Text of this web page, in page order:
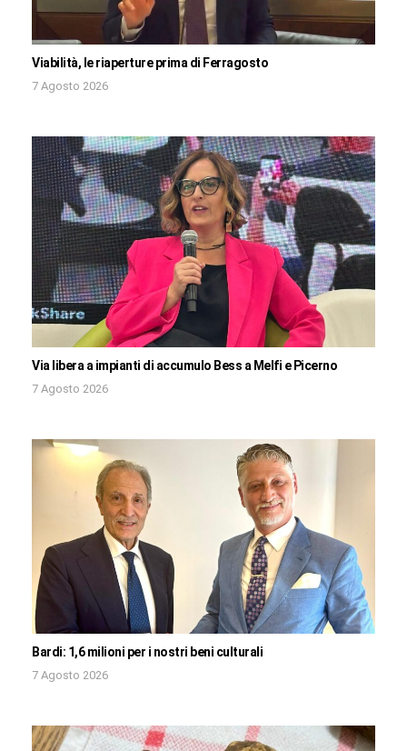
Viabilità, le riaperture prima di Ferragosto
7 Agosto 2026
Via libera a impianti di accumulo Bess a Melfi e Picerno
7 Agosto 2026
Bardi: 1,6 milioni per i nostri beni culturali
7 Agosto 2026